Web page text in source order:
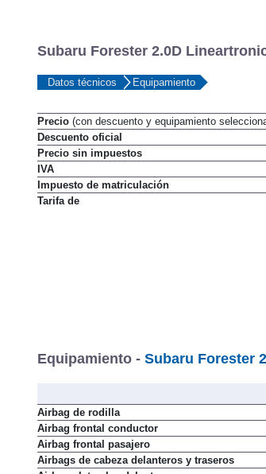
Subaru Forester 2.0D
Datos técnicos Equipamiento
Precio (con descuento y equipamiento
Descuento oficial
Precio sin impuestos
IVA
Impuesto de matriculación
Tarifa de
Equipamiento - Subaru Forester
Airbag de rodilla
Airbag frontal conductor
Airbag frontal pasajero
Airbags de cabeza delanteros y traseros